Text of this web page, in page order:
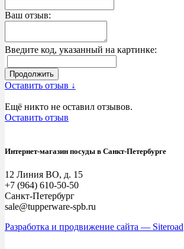
Ваш отзыв:
Введите код, указанный на картинке:
Продолжить
Оставить отзыв ↓
Ещё никто не оставил отзывов.
Оставить отзыв
Интернет-магазин посуды в Санкт-Петербурге
12 Линия ВО, д. 15
+7 (964) 610-50-50
Санкт-Петербург
sale@tupperware-spb.ru
Разработка и продвижение сайта — Siteroad